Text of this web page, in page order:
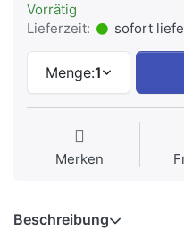
Vorrätig
Lieferzeit:
sofort
Menge:1
Merken
Beschreibung